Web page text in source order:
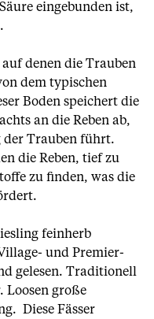
eingebunden ist,
denen die Trauben
dem typischen
Boden speichert die
an die Reben ab,
der Trauben führt.
die Reben, tief zu
zu finden, was die
feinherb
und Premier-
gelesen. Traditionell
Loosen große
Diese Fässer